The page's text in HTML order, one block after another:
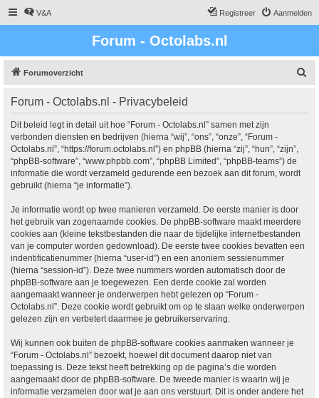
V&A Aanmelden
Registreer
Forum - Octolabs.nl
Forumoverzicht
Forum - Octolabs.nl - Privacybeleid
Dit beleid legt in detail uit hoe “Forum - Octolabs.nl” samen met zijn
verbonden diensten en bedrijven (hierna “wij”, “ons”, “onze”, “Forum -
Octolabs.nl”, “https://forum.octolabs.nl”) en phpBB (hierna “zij”, “hun”, “zijn”,
“phpBB-software”, “www.phpbb.com”, “phpBB Limited”, “phpBB-teams”) de
informatie die wordt verzameld gedurende een bezoek aan dit forum, wordt
gebruikt (hierna “je informatie”).
Je informatie wordt op twee manieren verzameld. De eerste manier is door
het gebruik van zogenaamde cookies. De phpBB-software maakt meerdere
cookies aan (kleine tekstbestanden die naar de tijdelijke internetbestanden
van je computer worden gedownload). De eerste twee cookies bevatten een
indentificatienummer (hierna “user-id”) en een anoniem sessienummer
(hierna “session-id”). Deze twee nummers worden automatisch door de
phpBB-software aan je toegewezen. Een derde cookie zal worden
aangemaakt wanneer je onderwerpen hebt gelezen op “Forum -
Octolabs.nl”. Deze cookie wordt gebruikt om op te slaan welke onderwerpen
gelezen zijn en verbetert daarmee je gebruikerservaring.
Wij kunnen ook buiten de phpBB-software cookies aanmaken wanneer je
“Forum - Octolabs.nl” bezoekt, hoewel dit document daarop niet van
toepassing is. Deze tekst heeft betrekking op de pagina’s die worden
aangemaakt door de phpBB-software. De tweede manier is waarin wij je
informatie verzamelen door wat je aan ons verstuurt. Dit is onder andere het